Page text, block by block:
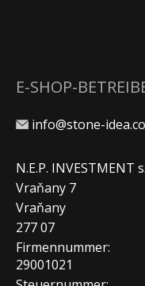
E-SHOP-
info@stone-
N.E.P. INVESTMENT
Vraňany 7
Vraňany
277 07
Firmennummer:
29001021